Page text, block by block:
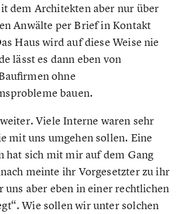
dem Architekten aber nur über
Anwälte per Brief in Kontakt
Haus wird auf diese Weise nie
lässt es dann eben von
ohne
bauen.
Viele Interne waren sehr
mit uns umgehen sollen. Eine
hat sich mit mir auf dem Gang
meinte ihr Vorgesetzter zu ihr
uns aber eben in einer rechtlichen
Wie sollen wir unter solchen